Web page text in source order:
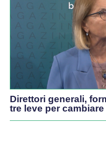
Direttori generali,
tre leve per